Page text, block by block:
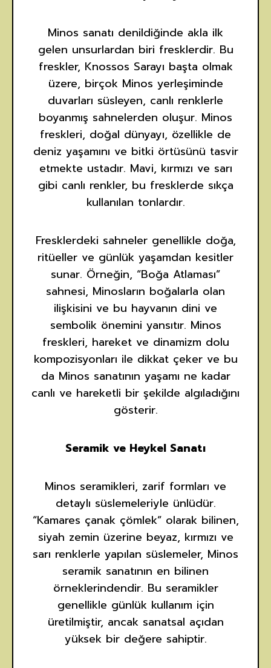
Minos sanatı denildiğinde akla ilk
gelen unsurlardan biri fresklerdir. Bu
freskler, Knossos Sarayı başta olmak
üzere, birçok Minos yerleşiminde
duvarları süsleyen, canlı renklerle
boyanmış sahnelerden oluşur. Minos
freskleri, doğal dünyayı, özellikle de
deniz yaşamını ve bitki örtüsünü tasvir
etmekte ustadır. Mavi, kırmızı ve sarı
gibi canlı renkler, bu fresklerde sıkça
kullanılan tonlardır.
Fresklerdeki sahneler genellikle doğa,
ritüeller ve günlük yaşamdan kesitler
sunar. Örneğin, “Boğa Atlaması”
sahnesi, Minosların boğalarla olan
ilişkisini ve bu hayvanın dini ve
sembolik önemini yansıtır. Minos
freskleri, hareket ve dinamizm dolu
kompozisyonları ile dikkat çeker ve bu
da Minos sanatının yaşamı ne kadar
canlı ve hareketli bir şekilde algıladığını
gösterir.
Seramik ve Heykel Sanatı
Minos seramikleri, zarif formları ve
detaylı süslemeleriyle ünlüdür.
“Kamares çanak çömlek” olarak bilinen,
siyah zemin üzerine beyaz, kırmızı ve
sarı renklerle yapılan süslemeler, Minos
seramik sanatının en bilinen
örneklerindendir. Bu seramikler
genellikle günlük kullanım için
üretilmiştir, ancak sanatsal açıdan
yüksek bir değere sahiptir.